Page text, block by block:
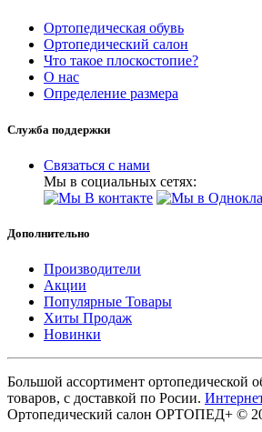
Ортопедическая обувь
Ортопедический салон
Что такое плоскостопие?
О нас
Определение размера
Служба поддержки
Связаться с нами
Мы в социальных сетях:
Дополнительно
Производители
Акции
Популярные Товары
Хиты Продаж
Новинки
Большой ассортимент ортопедической
товаров, с доставкой по Росии.
Ортопедический салон ОРТОПЕД+ ©